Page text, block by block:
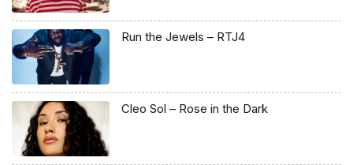
Run the Jewels – RTJ4
Cleo Sol – Rose in the Dark